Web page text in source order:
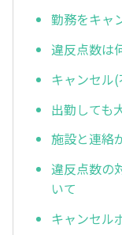
勤務をキャ
違反点数は
キャンセル
出勤しても
施設と連絡
違反点数の
いて
キャンセル